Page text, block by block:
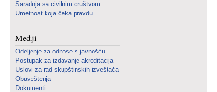
Saradnja sa civilnim društvom
Umetnost koja čeka pravdu
Mediji
Odeljenje za odnose s javnošću
Postupak za izdavanje akreditacija
Uslovi za rad skupštinskih izveštača
Obaveštenja
Dokumenti